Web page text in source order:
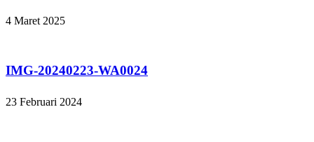
4 Maret 2025
IMG-20240223-WA0024
23 Februari 2024